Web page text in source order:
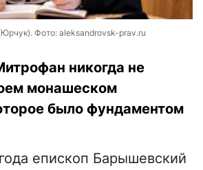
Фото: aleksandrovsk-prav.ru
никогда не
монашеском
было фундаментом
епископ Барышевский